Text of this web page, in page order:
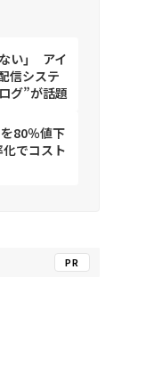
い」 アイ
信システ
グ”が話題
を80％値下
でコスト
PR